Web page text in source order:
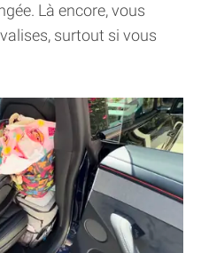
Là encore, vous
surtout si vous